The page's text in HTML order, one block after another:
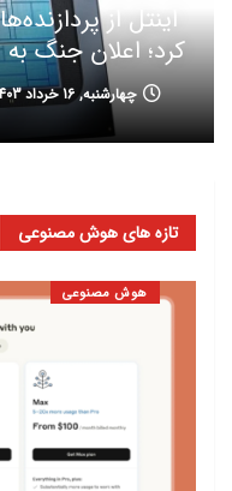
کرد؛ اعلان جنگ به Arm
چهارشنبه, 16 خرداد 1403, ساعت 16:32
تازه های هوش مصنوعی
هوش مصنوعی